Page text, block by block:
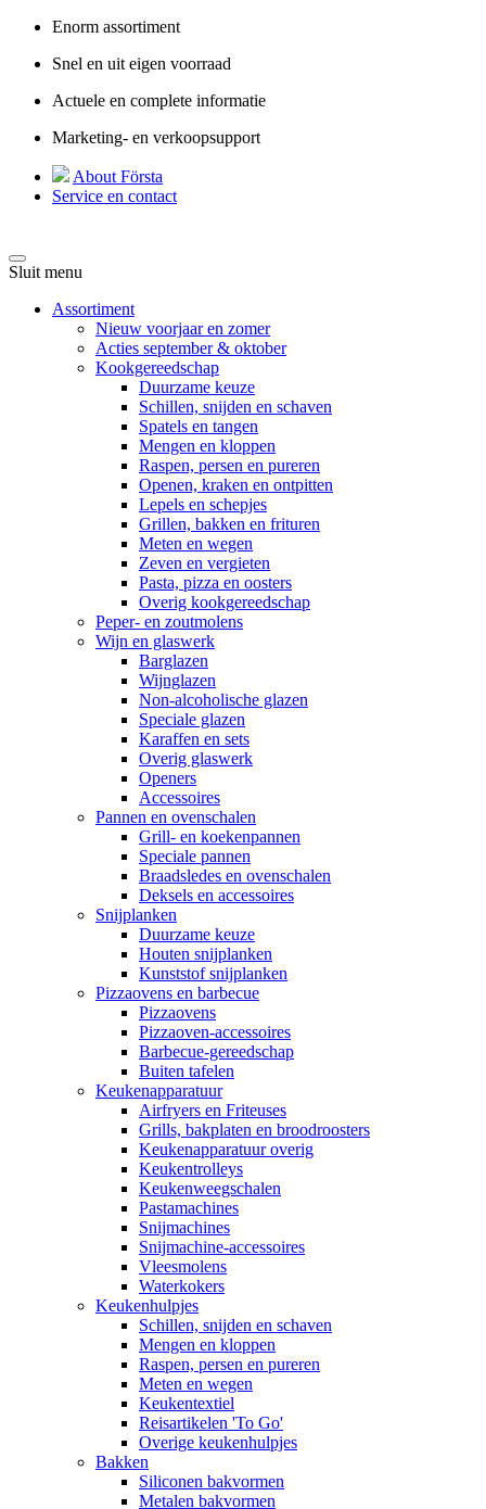
Enorm assortiment
Snel en uit eigen voorraad
Actuele en complete informatie
Marketing- en verkoopsupport
About Första
Service en contact
Sluit menu
Assortiment
Nieuw voorjaar en zomer
Acties september & oktober
Kookgereedschap
Duurzame keuze
Schillen, snijden en schaven
Spatels en tangen
Mengen en kloppen
Raspen, persen en pureren
Openen, kraken en ontpitten
Lepels en schepjes
Grillen, bakken en frituren
Meten en wegen
Zeven en vergieten
Pasta, pizza en oosters
Overig kookgereedschap
Peper- en zoutmolens
Wijn en glaswerk
Barglazen
Wijnglazen
Non-alcoholische glazen
Speciale glazen
Karaffen en sets
Overig glaswerk
Openers
Accessoires
Pannen en ovenschalen
Grill- en koekenpannen
Speciale pannen
Braadsledes en ovenschalen
Deksels en accessoires
Snijplanken
Duurzame keuze
Houten snijplanken
Kunststof snijplanken
Pizzaovens en barbecue
Pizzaovens
Pizzaoven-accessoires
Barbecue-gereedschap
Buiten tafelen
Keukenapparatuur
Airfryers en Friteuses
Grills, bakplaten en broodroosters
Keukenapparatuur overig
Keukentrolleys
Keukenweegschalen
Pastamachines
Snijmachines
Snijmachine-accessoires
Vleesmolens
Waterkokers
Keukenhulpjes
Schillen, snijden en schaven
Mengen en kloppen
Raspen, persen en pureren
Meten en wegen
Keukentextiel
Reisartikelen 'To Go'
Overige keukenhulpjes
Bakken
Siliconen bakvormen
Metalen bakvormen